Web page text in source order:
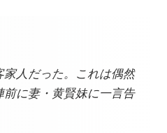
人だった。これは偶然
に妻・黄賢妹に一言告